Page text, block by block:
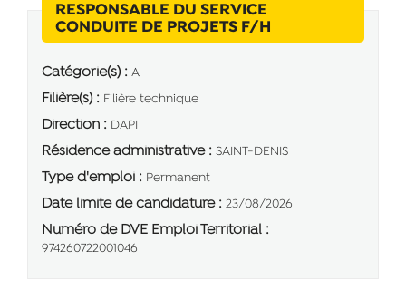
RESPONSABLE DU SERVICE
CONDUITE DE PROJETS F/H
Catégorie(s) : A
Filière(s) : Filière technique
Direction : DAPI
Résidence administrative : SAINT-DENIS
Type d'emploi : Permanent
Date limite de candidature : 23/08/2026
Numéro de DVE Emploi Territorial :
974260722001046